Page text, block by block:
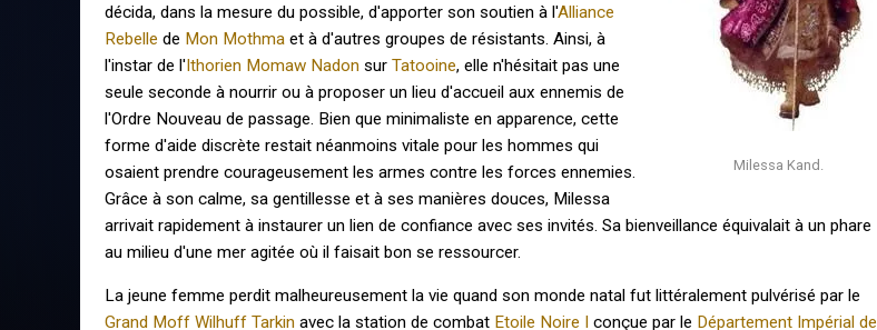
Milessa Kand.
décida, dans la mesure du possible, d'apporter son soutien à l'Alliance
Rebelle de Mon Mothma et à d'autres groupes de résistants. Ainsi, à
l'instar de l'Ithorien Momaw Nadon surTatooine, elle n'hésitait pas une
seule seconde à nourrir ou à proposer un lieu d'accueil aux ennemis de
l'Ordre Nouveau de passage. Bien que minimaliste en apparence, cette
forme d'aide discrète restait néanmoins vitale pour les hommes qui
osaient prendre courageusement les armes contre les forces ennemies.
Grâce à son calme, sa gentillesse et à ses manières douces, Milessa
arrivait rapidement à instaurer un lien de confiance avec ses invités. Sa bienveillance équivalait à un phare
au milieu d'une mer agitée où il faisait bon se ressourcer.
La jeune femme perdit malheureusement la vie quand son monde natal fut littéralement pulvérisé par le
Grand Moff Wilhuff Tarkin avec la station de combat Etoile Noire I conçue par le Département Impérial de